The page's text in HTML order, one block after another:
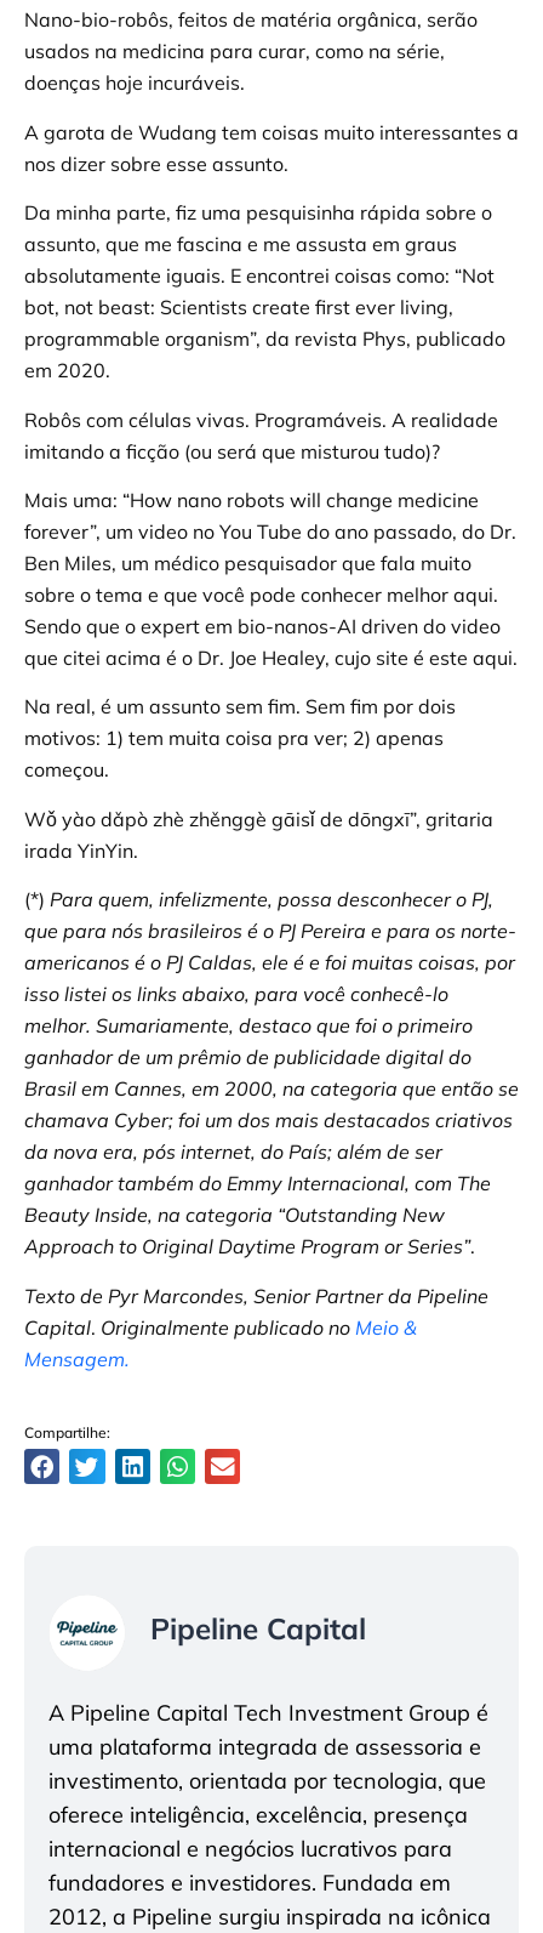
Nano-bio-robôs, feitos de matéria orgânica, serão
usados na medicina para curar, como na série,
doenças hoje incuráveis.
A garota de Wudang tem coisas muito interessantes a
nos dizer sobre esse assunto.
Da minha parte, fiz uma pesquisinha rápida sobre o
assunto, que me fascina e me assusta em graus
absolutamente iguais. E encontrei coisas como: “Not
bot, not beast: Scientists create first ever living,
programmable organism”, da revista Phys, publicado
em 2020.
Robôs com células vivas. Programáveis. A realidade
imitando a ficção (ou será que misturou tudo)?
Mais uma: “How nano robots will change medicine
forever”, um video no You Tube do ano passado, do Dr.
Ben Miles, um médico pesquisador que fala muito
sobre o tema e que você pode conhecer melhor aqui.
Sendo que o expert em bio-nanos-AI driven do video
que citei acima é o Dr. Joe Healey, cujo site é este aqui.
Na real, é um assunto sem fim. Sem fim por dois
motivos: 1) tem muita coisa pra ver; 2) apenas
começou.
Wǒ yào dǎpò zhè zhěnggè gāisǐ de dōngxī”, gritaria
irada YinYin.
(*) Para quem, infelizmente, possa desconhecer o PJ,
que para nós brasileiros é o PJ Pereira e para os norte-
americanos é o PJ Caldas, ele é e foi muitas coisas, por
isso listei os links abaixo, para você conhecê-lo
melhor. Sumariamente, destaco que foi o primeiro
ganhador de um prêmio de publicidade digital do
Brasil em Cannes, em 2000, na categoria que então se
chamava Cyber; foi um dos mais destacados criativos
da nova era, pós internet, do País; além de ser
ganhador também do Emmy Internacional, com The
Beauty Inside, na categoria “Outstanding New
Approach to Original Daytime Program or Series”.
Texto de Pyr Marcondes, Senior Partner da Pipeline
Capital. Originalmente publicado no Meio &
Mensagem.
Compartilhe:
Pipeline Capital
A Pipeline Capital Tech Investment Group é
uma plataforma integrada de assessoria e
investimento, orientada por tecnologia, que
oferece inteligência, excelência, presença
internacional e negócios lucrativos para
fundadores e investidores. Fundada em
2012, a Pipeline surgiu inspirada na icônica